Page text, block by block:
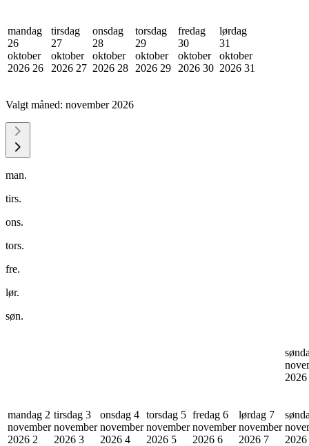
mandag
26
oktober
2026 26
tirsdag
27
oktober
2026 27
onsdag
28
oktober
2026 28
torsdag
29
oktober
2026 29
fredag
30
oktober
2026 30
lørdag
31
oktober
2026 31
Valgt måned: november 2026
man.
tirs.
ons.
tors.
fre.
lør.
søn.
2026
mandag 2
november
2026 2
tirsdag 3
november
2026 3
onsdag 4
november
2026 4
torsdag 5
november
2026 5
fredag 6
november
2026 6
lørdag 7
november
2026 7
2026